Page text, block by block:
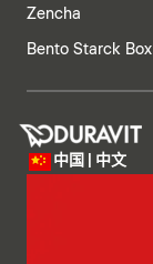
Zencha
Bento Starck Box
中国 | 中文